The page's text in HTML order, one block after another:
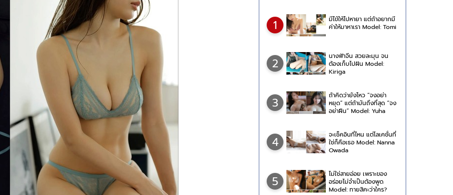
1
มีไข้ให้ไปหายา แต่ถ้าอยากมี
ค่าให้มาหาเรา Model: Tomi
2
นางฟ้าจีน สวยละมุน จน
ต้องเก็บไปฝัน Model:
Kiriga
3
ถ้าคิดว่ายังไหว “จงอย่า
หยุด” แต่ถ้ามันถึงที่สุด “จง
อย่าฝืน” Model: Yuha
4
จะเช็คอินที่ไหน แต่โลเคชั่นที่
ใช่ก็คือเธอ Model: Nanna
Owada
5
ไม่ใช่สายอ่อย เพราะของ
อร่อยไม่จำเป็นต้องพูด
Model: ทายสิคะว่าใคร?